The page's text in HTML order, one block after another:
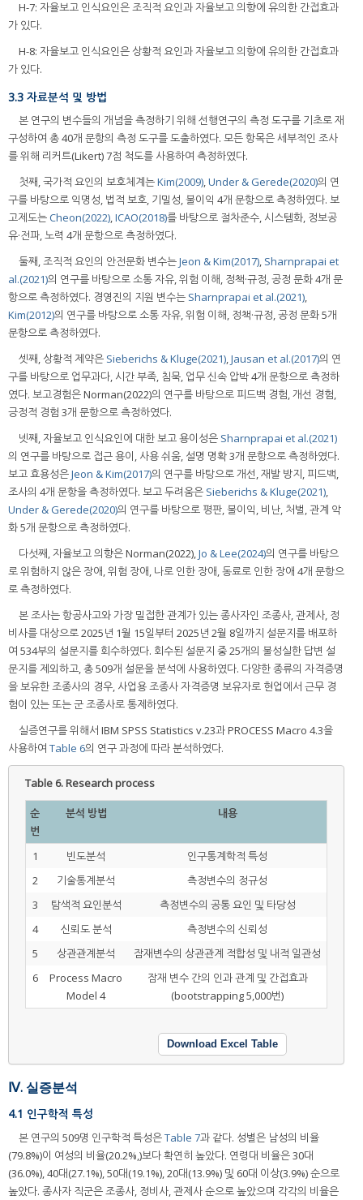
H-7: 자율보고 인식요인은 조직적 요인과 자율보고 의향에 유의한 간접효과
가 있다.
H-8: 자율보고 인식요인은 상황적 요인과 자율보고 의향에 유의한 간접효과
가 있다.
3.3 자료분석 및 방법
본 연구의 변수들의 개념을 측정하기 위해 선행연구의 측정 도구를 기초로 재
구성하여 총 40개 문항의 측정 도구를 도출하였다. 모든 항목은 세부적인 조사
를 위해 리커트(Likert) 7점 척도를 사용하여 측정하였다.
첫째, 국가적 요인의 보호체계는Kim(2009),Under & Gerede(2020)의 연
구를 바탕으로 익명성, 법적 보호, 기밀성, 불이익 4개 문항으로 측정하였다. 보
고제도는Cheon(2022),ICAO(2018)를 바탕으로 절차준수, 시스템화, 정보공
유·전파, 노력 4개 문항으로 측정하였다.
둘째, 조직적 요인의 안전문화 변수는Jeon & Kim(2017), Sharnprapai et
al.(2021)의 연구를 바탕으로 소통 자유, 위험 이해, 정책·규정, 공정 문화 4개 문
항으로 측정하였다. 경영진의 지원 변수는 Sharnprapai et al.(2021),
Kim(2012)의 연구를 바탕으로 소통 자유, 위험 이해, 정책·규정, 공정 문화 5개
문항으로 측정하였다.
셋째, 상황적 제약은 Sieberichs & Kluge(2021),Jausan et al.(2017)의 연
구를 바탕으로 업무과다, 시간 부족, 침묵, 업무 신속 압박 4개 문항으로 측정하
였다. 보고경험은 Norman(2022)의 연구를 바탕으로 피드백 경험, 개선 경험,
긍정적 경험 3개 문항으로 측정하였다.
넷째, 자율보고 인식요인에 대한 보고 용이성은 Sharnprapai et al.(2021)
의 연구를 바탕으로 접근 용이, 사용 쉬움, 설명 명확 3개 문항으로 측정하였다.
보고 효용성은Jeon & Kim(2017)의 연구를 바탕으로 개선, 재발 방지, 피드백,
조사의 4개 문항을 측정하였다. 보고 두려움은 Sieberichs & Kluge(2021),
Under & Gerede(2020)의 연구를 바탕으로 평판, 불이익, 비난, 처벌, 관계 악
화 5개 문항으로 측정하였다.
다섯째, 자율보고 의향은 Norman(2022),Jo & Lee(2024)의 연구를 바탕으
로 위험하지 않은 장애, 위험 장애, 나로 인한 장애, 동료로 인한 장애 4개 문항으
로 측정하였다.
본 조사는 항공사고와 가장 밀접한 관계가 있는 종사자인 조종사, 관제사, 정
비사를 대상으로 2025년 1월 15일부터 2025년 2월 8일까지 설문지를 배포하
여 534부의 설문지를 회수하였다. 회수된 설문지 중 25개의 불성실한 답변 설
문지를 제외하고, 총 509개 설문을 분석에 사용하였다. 다양한 종류의 자격증명
을 보유한 조종사의 경우, 사업용 조종사 자격증명 보유자로 현업에서 근무 경
험이 있는 또는 군 조종사로 통제하였다.
실증연구를 위해서 IBM SPSS Statistics v.23과 PROCESS Macro 4.3을
사용하여 Table 6의 연구 과정에 따라 분석하였다.
Table 6.Research process
순
번
분석 방법 내용
1 빈도분석
인구통계학적 특성
2
기술통계분석
측정변수의 정규성
3
탐색적 요인분석
측정변수의 공통 요인 및 타당성
4
신뢰도 분석
측정변수의 신뢰성
5
상관관계분석
잠재변수의 상관관계 적합성 및 내적 일관성
6
Process Macro
Model 4
잠재 변수 간의 인과 관계 및 간접효과
(bootstrapping 5,000번)
Download Excel Table
Ⅳ. 실증분석
4.1 인구학적 특성
본 연구의 509명 인구학적 특성은Table 7과 같다. 성별은 남성의 비율
(79.8%)이 여성의 비율(20.2%,)보다 확연히 높았다. 연령대 비율은 30대
(36.0%), 40대(27.1%), 50대(19.1%), 20대(13.9%) 및 60대 이상(3.9%) 순으로
높았다. 종사자 직군은 조종사, 정비사, 관제사 순으로 높았으며 각각의 비율은